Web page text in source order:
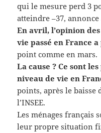
qui le mesure perd 3
atteindre –37, annonce
En avril, l’opinion
vie passé en France
point comme en mars.
La cause ? Ce sont
niveau de vie en
points, après le baisse
l’INSEE.
Les ménages français
leur propre situation